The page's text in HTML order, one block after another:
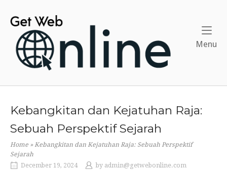
content
Home
Menu
Kebangkitan dan Kejatuhan Raja:
Sebuah Perspektif Sejarah
Home » Kebangkitan dan Kejatuhan Raja: Sebuah Perspektif
Sejarah
December 19, 2024
by admin@getwebonline.com